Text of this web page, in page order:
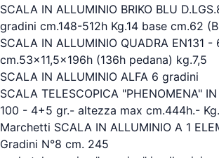
SCALA IN ALLUMINIO BRIKO BLU
gradini cm.148-512h Kg.14 base cm.62
SCALA IN ALLUMINIO QUADRA EN131 -
cm.53x11,5x196h (136h pedana) kg.7,5
SCALA IN ALLUMINIO ALFA 6 gradini
SCALA TELESCOPICA "PHENOMENA"
100 - 4+5 gr.- altezza max cm.444h.-
Marchetti SCALA IN ALLUMINIO A 1
Gradini N°8 cm. 245